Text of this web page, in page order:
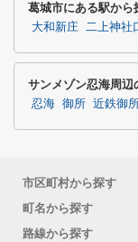
葛城市にある駅から
大和新庄 二上神社
サンメゾン忍海周辺
忍海 御所 近鉄御
市区町村から探す
町名から探す
路線から探す